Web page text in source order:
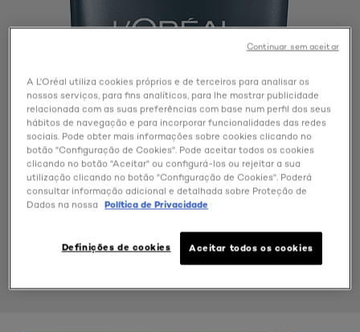
A L'Oréal utiliza cookies próprios e de terceiros para analisar os
nossos serviços, para fins analíticos, para lhe mostrar publicidade
relacionada com as suas preferências com base num perfil dos seus
hábitos de navegação e para incorporar funcionalidades das redes
sociais. Pode obter mais informações sobre cookies clicando no
botão "Configuração de Cookies". Pode aceitar todos os cookies
clicando no botão "Aceitar" ou configurá-los ou rejeitar a sua
utilização clicando no botão "Configuração de Cookies". Poderá
consultar informação adicional e detalhada sobre Proteção de
Dados na nossa
Política de Privacidade
Definições de cookies Aceitar todos os cookies
Continuar sem aceitar